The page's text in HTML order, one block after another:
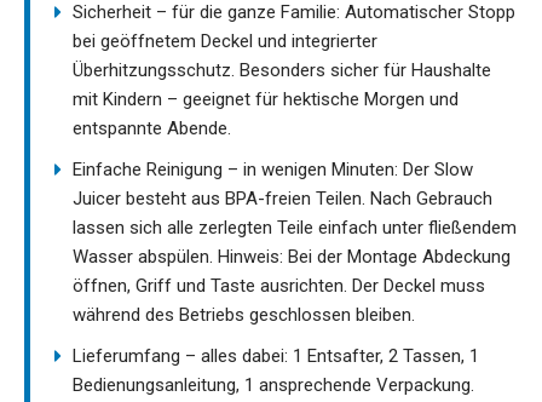
Sicherheit – für die ganze Familie: Automatischer Stopp
bei geöffnetem Deckel und integrierter
Überhitzungsschutz. Besonders sicher für Haushalte
mit Kindern – geeignet für hektische Morgen und
entspannte Abende.
Einfache Reinigung – in wenigen Minuten: Der Slow
Juicer besteht aus BPA-freien Teilen. Nach Gebrauch
lassen sich alle zerlegten Teile einfach unter fließendem
Wasser abspülen. Hinweis: Bei der Montage Abdeckung
öffnen, Griff und Taste ausrichten. Der Deckel muss
während des Betriebs geschlossen bleiben.
Lieferumfang – alles dabei: 1 Entsafter, 2 Tassen, 1
Bedienungsanleitung, 1 ansprechende Verpackung.